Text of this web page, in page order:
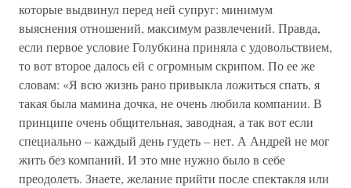
которые выдвинул перед ней супруг: минимум
выяснения отношений, максимум развлечений. Правда,
если первое условие Голубкина приняла с удовольствием,
то вот второе далось ей с огромным скрипом. По ее же
словам: «Я всю жизнь рано привыкла ложиться спать, я
такая была мамина дочка, не очень любила компании. В
принципе очень общительная, заводная, а так вот если
специально – каждый день гудеть – нет. А Андрей не мог
жить без компаний. И это мне нужно было в себе
преодолеть. Знаете, желание прийти после спектакля или